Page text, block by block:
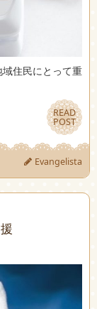
住民にとって重
READ
POST
READ
POST
Evangelista